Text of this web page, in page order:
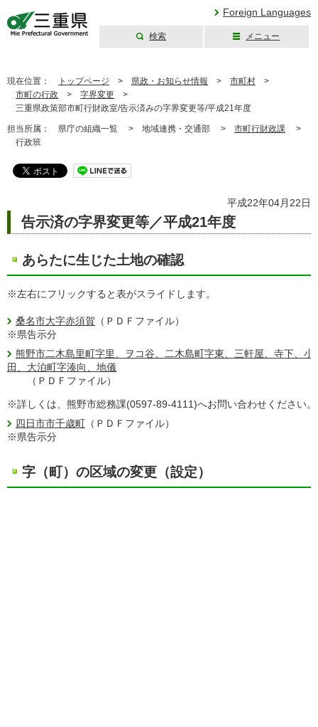
Foreign Languages
検索 メニュー
現在位置： トップページ > 県政・お知らせ情報 > 市町村 >
市町の行政 > 字界変更 >
三重県政策部市町行財政室/告示済みの字界変更等/平成21年度
担当所属： 県庁の組織一覧 > 地域連携・交通部 > 市町行財政課 >
行政班
平成22年04月22日
告示済の字界変更等／平成21年度
あらたに生じた土地の確認
※左右にフリックすると表がスライドします。
桑名市大字赤須賀 （ＰＤＦファイル）
※県告示分
熊野市二木島里町字里、ヲコ谷、二木島町字東、三軒屋、寺下、小
田、大泊町字湊向、地儀
（ＰＤＦファイル）
※詳しくは、熊野市総務課(0597-89-4111)へお問い合わせください。
四日市市千歳町 （ＰＤＦファイル）
※県告示分
字（町）の区域の変更（設定）